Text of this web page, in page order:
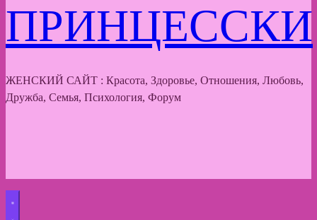
ПРИНЦЕССКИ
ЖЕНСКИЙ САЙТ : Красота, Здоровье, Отношения, Любовь,
Дружба, Семья, Психология, Форум